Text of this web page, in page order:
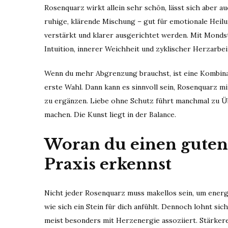
Rosenquarz wirkt allein sehr schön, lässt sich aber
ruhige, klärende Mischung – gut für emotionale
verstärkt und klarer ausgerichtet werden. Mit
Intuition, innerer Weichheit und zyklischer
Wenn du mehr Abgrenzung brauchst, ist eine
erste Wahl. Dann kann es sinnvoll sein, Rosenquarz
zu ergänzen. Liebe ohne Schutz führt manchmal zu
machen. Die Kunst liegt in der Balance.
Woran du einen
Praxis erkennst
Nicht jeder Rosenquarz muss makellos sein, um
wie sich ein Stein für dich anfühlt. Dennoch lohnt
meist besonders mit Herzenergie assoziiert.